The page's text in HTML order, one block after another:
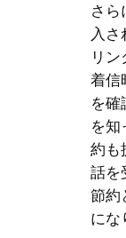
さら
入さ
リ
着信
を確
を知
約も
話を
節約
にな